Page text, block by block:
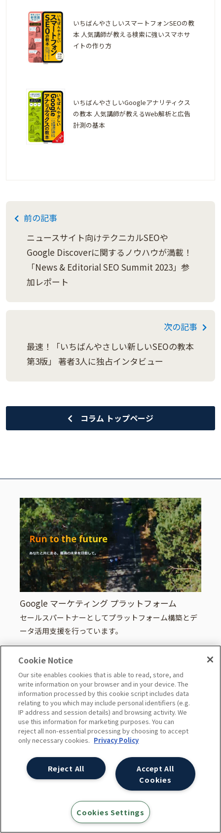
いちばんやさしいスマートフォンSEOの教
本 人気講師が教える検索に強いスマホサ
イトの作り方
いちばんやさしいGoogleアナリティクス
の教本 人気講師が教えるWeb解析と広告
計測の基本
前の記事
ニュースサイト向けテクニカルSEOや
Google Discoverに関するノウハウが満載！
「News & Editorial SEO Summit 2023」参
加レポート
次の記事
最速！「いちばんやさしい新しいSEOの教本
第3版」 著者3人に独占インタビュー
コラム トップページ
Google マーケティング プラットフォーム
セールスパートナーとしてプラットフォーム構築とデ
ータ活用支援を行っています。
DMP
SEO/SEMでホントに使えるDMPの決定版！
Cookie Notice
Our site enables cookies that is able to read, store, and
write information on your browser and in your device. The
information processed by this cookie script includes data
relating to you which may include personal identifiers (e.g.
IP address and session details) and browsing activity. We
use this information for marketing purposes. You can
reject all non-essential processing by choosing to accept
only necessary cookies. Privacy Policy
Accept All
Cookies
Reject All
Cookies Settings